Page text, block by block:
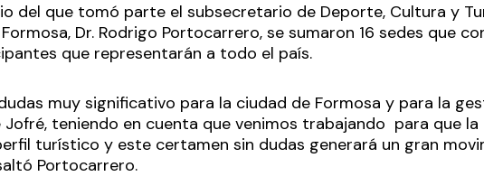
del que tomó parte el subsecretario de Deporte, Cultura y
Dr. Rodrigo Portocarrero, se sumaron 16 sedes que
que representarán a todo el país.
muy significativo para la ciudad de Formosa y para la
teniendo en cuenta que venimos trabajando para que la
turístico y este certamen sin dudas generará un gran
Portocarrero.